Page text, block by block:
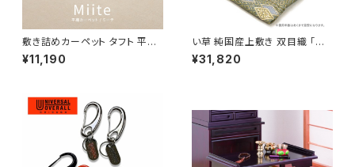
敷き詰めカーペット タフト 平織
り 抗菌 防臭 カットOK 日本製
「ミーテ」 アイボリー・ブルー/江
¥11,190
い草 純国産上敷き 双目織 「天
草(あまくさ)」 / 家具・インテリア
ファブリック・敷物 畳・ござ
¥31,820